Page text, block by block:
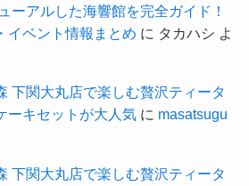
ーアルした海響館を完全ガイド！
イベント情報まとめ に タカハシ よ
下関大丸店で楽しむ贅沢ティータ
ーキセットが大人気に masatsugu
下関大丸店で楽しむ贅沢ティータ